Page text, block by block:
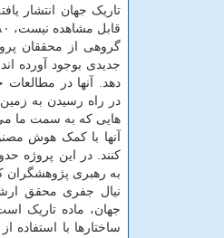
تاریک جهان انتشار
قابل مشاهده نیست، ۸۰ درصد جهان را تشکیل می دهد.
جدیدی بوجود آورده
دهد. آنها در
در راه رسیدن به
هایی که به سمت ما
آنها با کمک هوش
به رهبری پژوهشگران
نیال جفری محقق
جهان، ماده تاریک
ساختارها با